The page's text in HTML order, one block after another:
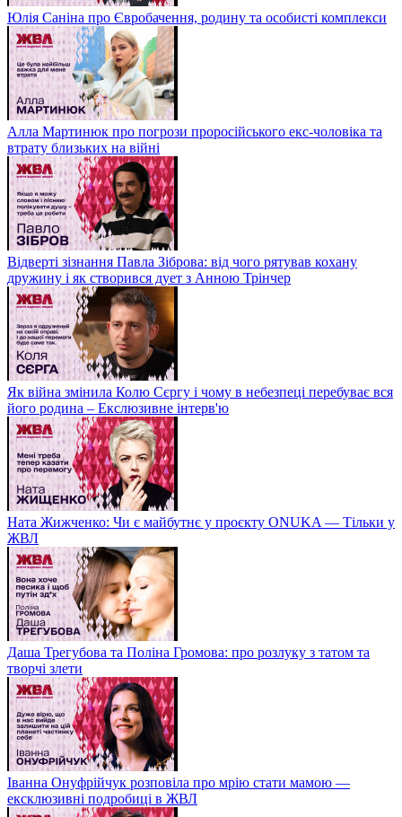
Юлія Саніна про Євробачення, родину та особисті комплекси
Алла Мартинюк про погрози проросійського екс-чоловіка та
втрату близьких на війні
Відверті зізнання Павла Зіброва: від чого рятував кохану
дружину і як створився дует з Анною Трінчер
Як війна змінила Колю Сєргу і чому в небезпеці перебуває вся
його родина – Екслюзивне інтерв'ю
Ната Жижченко: Чи є майбутнє у проєкту ONUKA — Тільки у
ЖВЛ
Даша Трегубова та Поліна Громова: про розлуку з татом та
творчі злети
Іванна Онуфрійчук розповіла про мрію стати мамою —
ексклюзивні подробиці в ЖВЛ